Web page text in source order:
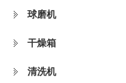
球磨机
干燥箱
清洗机